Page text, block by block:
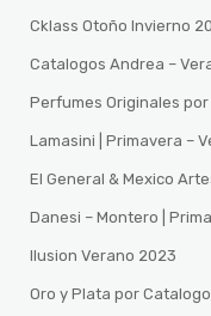
Cklass Otoño Invierno
Catalogos Andrea –
Perfumes Originales
Lamasini | Primavera –
El General & Mexico
Danesi – Montero |
Ilusion Verano 2023
Oro y Plata por